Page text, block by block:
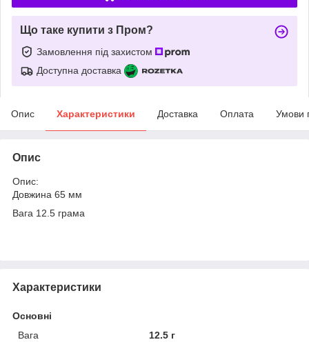
Що таке купити з Пром?
Замовлення під захистом
Доступна доставка
Опис Характеристики Доставка Оплата Умови
Опис
Опис:
Довжина 65 мм
Вага 12.5 грама
Характеристики
Основні
Вага
12.5 г